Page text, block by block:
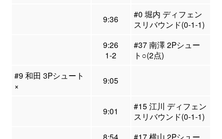
9:36
#0 堀内 ディフェン
スリバウンド(0-1-1)
9:26
1-2
#37 南澤 2Pシュー
ト○(2点)
#9 和田 3Pシュート
×
9:05
9:01
#15 江川 ディフェン
スリバウンド(0-1-1)
8:54
#17 横山 2Pシュー